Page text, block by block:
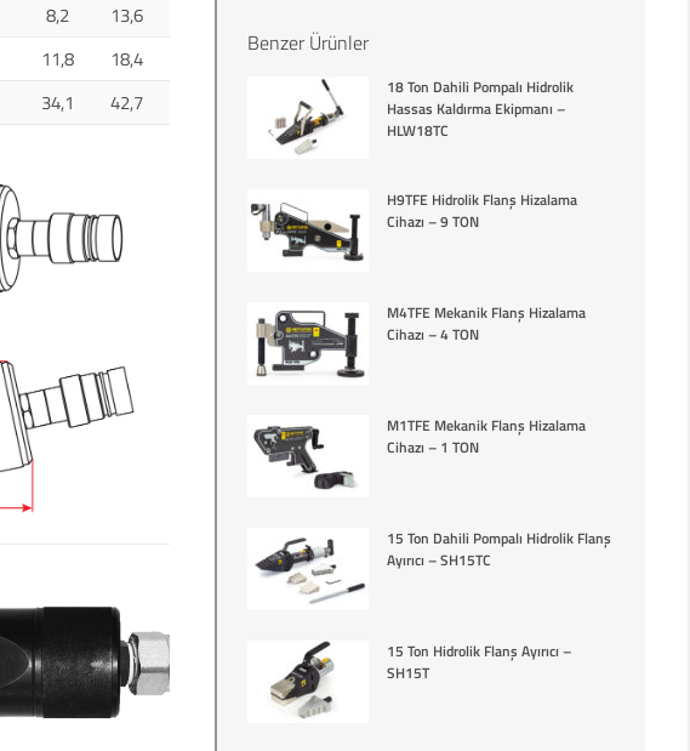
8,2
13,6
11,8
18,4
34,1
42,7
Benzer Ürünler
18 Ton Dahili Pompalı Hidrolik
Hassas Kaldırma Ekipmanı –
HLW18TC
H9TFE Hidrolik Flanş Hizalama
Cihazı – 9 TON
M4TFE Mekanik Flanş Hizalama
Cihazı – 4 TON
M1TFE Mekanik Flanş Hizalama
Cihazı – 1 TON
15 Ton Dahili Pompalı Hidrolik Flanş
Ayırıcı – SH15TC
15 Ton Hidrolik Flanş Ayırıcı –
SH15T